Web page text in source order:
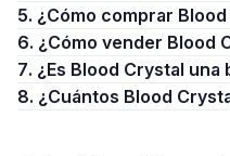
5. ¿Cómo comprar
6. ¿Cómo vender Blood
7. ¿Es Blood Crystal
8. ¿Cuántos Blood